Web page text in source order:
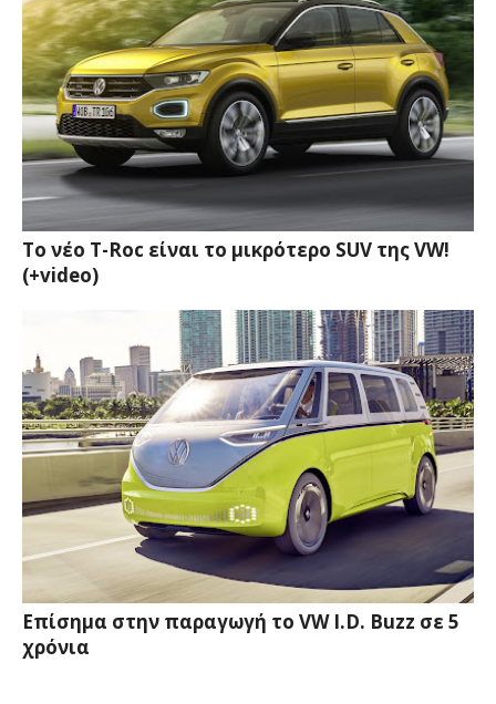
Το νέο T-Roc είναι το μικρότερο SUV της VW!
(+video)
Επίσημα στην παραγωγή το VW I.D. Buzz σε 5
χρόνια